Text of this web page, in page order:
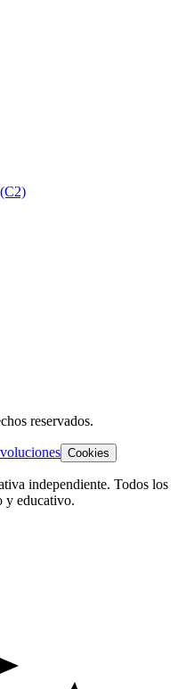
reservados.
Cookies
independiente. Todos los
y educativo.